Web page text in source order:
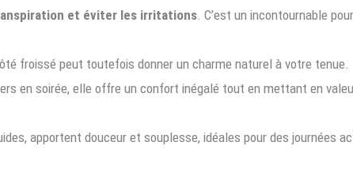
et éviter les irritations . C’est un incontournable
froissé peut toutefois donner un charme naturel à votre tenue.
en soirée, elle offre un confort inégalé tout en mettant en
apportent douceur et souplesse, idéales pour des journées